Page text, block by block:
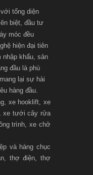
với tổng diện
biệt, đầu tư
móc đều
hiện đại tiên
khẩu, sản
đầu là phù
lại sự hài
hàng đầu.
xe hooklift, xe
xe tưới cây rửa
trình, xe chở
và hàng chục
thợ điện, thợ